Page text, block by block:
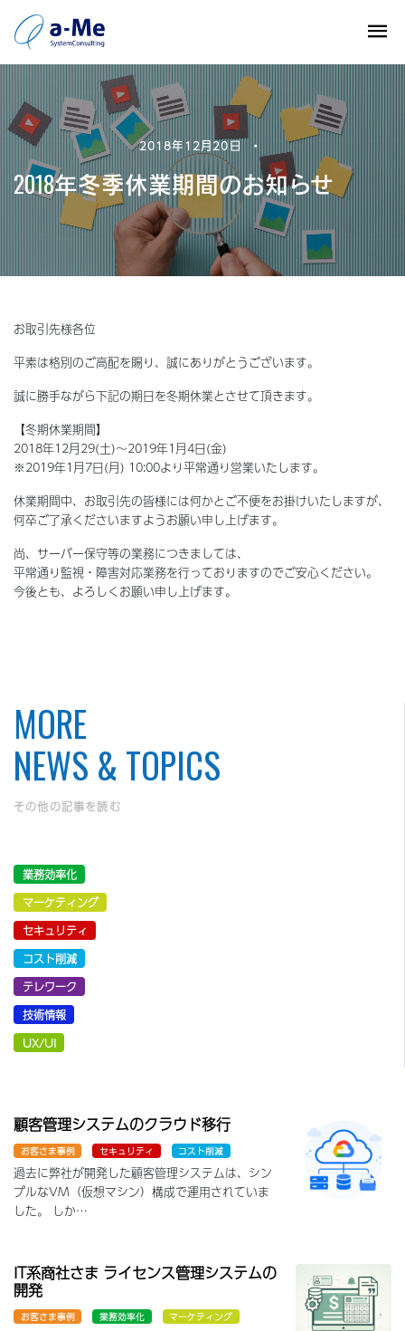
2018年12月20日 •
2018年冬季休業期間のお知らせ
お取引先様各位
平素は格別のご高配を賜り、誠にありがとうございます。
誠に勝手ながら下記の期日を冬期休業とさせて頂きます。
【冬期休業期間】
2018年12月29(土)～2019年1月4日(金)
※2019年1月7日(月) 10:00より平常通り営業いたします。
休業期間中、お取引先の皆様には何かとご不便をお掛けいたしますが、
何卒ご了承くださいますようお願い申し上げます。
尚、サーバー保守等の業務につきましては、
平常通り監視・障害対応業務を行っておりますのでご安心ください。
今後とも、よろしくお願い申し上げます。
MORE
NEWS & TOPICS
その他の記事を読む
業務効率化
マーケティング
セキュリティ
コスト削減
テレワーク
技術情報
UX/UI
顧客管理システムのクラウド移行
お客さま事例 セキュリティ コスト削減
過去に弊社が開発した顧客管理システムは、シン
プルなVM（仮想マシン）構成で運用されていま
した。 しか…
IT系商社さま ライセンス管理システムの
開発
お客さま事例 業務効率化 マーケティング